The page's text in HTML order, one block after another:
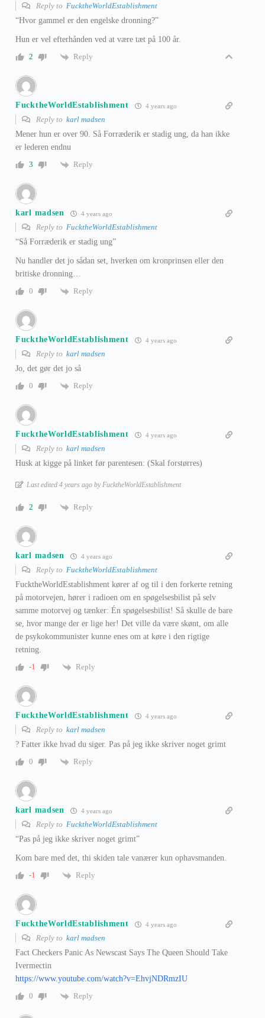
Reply to FucktheWorldEstablishment
“Hvor gammel er den engelske dronning?”
Hun er vel efterhånden ved at være tæt på 100 år.
2
Reply
FucktheWorldEstablishment 4 years ago
Reply to karl madsen
Mener hun er over 90. Så Forræderik er stadig ung, da han ikke
er lederen endnu
3
Reply
karl madsen 4 years ago
Reply to FucktheWorldEstablishment
“Så Forræderik er stadig ung”
Nu handler det jo sådan set, hverken om kronprinsen eller den
britiske dronning…
0
Reply
FucktheWorldEstablishment 4 years ago
Reply to karl madsen
Jo, det gør det jo så
0
Reply
FucktheWorldEstablishment 4 years ago
Reply to karl madsen
Husk at kigge på linket før parentesen: (Skal forstørres)
Last edited 4 years ago by FucktheWorldEstablishment
2 Reply
karl madsen 4 years ago
Reply to FucktheWorldEstablishment
FucktheWorldEstablishment kører af og til i den forkerte retning
på motorvejen, hører i radioen om en spøgelsesbilist på selv
samme motorvej og tænker: Én spøgelsesbilist! Så skulle de bare
se, hvor mange der er lige her! Det ville da være skønt, om alle
de psykokommunister kunne enes om at køre i den rigtige
retning.
-1
Reply
FucktheWorldEstablishment 4 years ago
Reply to karl madsen
? Fatter ikke hvad du siger. Pas på jeg ikke skriver noget grimt
0
Reply
karl madsen 4 years ago
Reply to FucktheWorldEstablishment
“Pas på jeg ikke skriver noget grimt”
Kom bare med det, thi skiden tale vanærer kun ophavsmanden.
-1
Reply
FucktheWorldEstablishment 4 years ago
Reply to karl madsen
Fact Checkers Panic As Newscast Says The Queen Should Take
Ivermectin
https://www.youtube.com/watch?v=EhvjNDRmzIU
0
Reply